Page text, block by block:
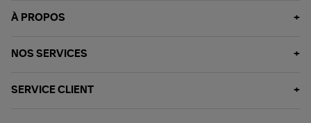
À PROPOS
NOS SERVICES
SERVICE CLIENT